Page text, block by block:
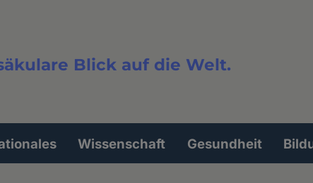
Blick auf die Welt.
Wissenschaft Gesundheit